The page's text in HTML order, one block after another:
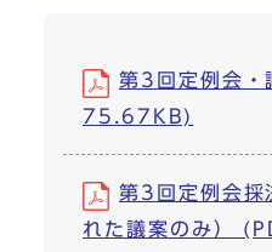
第3回定例会
75.67KB)
第3回定例会採
れた議案のみ）